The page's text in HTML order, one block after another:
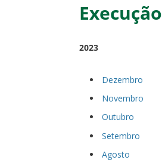
Execução
2023
Dezembro
Novembro
Outubro
Setembro
Agosto